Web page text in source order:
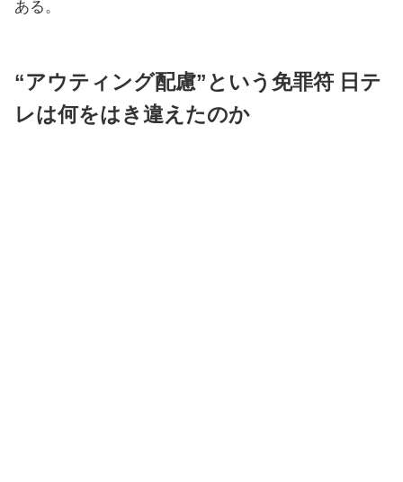
ある。
“アウティング配慮”という免罪符 日テ
レは何をはき違えたのか